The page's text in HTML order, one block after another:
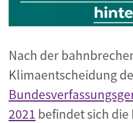
Nach der
Klimaentscheidung
2021 befindet sich